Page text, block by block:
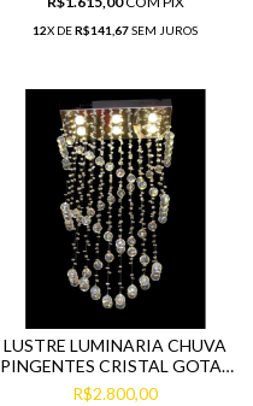
12X DER$141,67SEM JUROS
LUSTRE LUMINARIA CHUVA
PINGENTES CRISTAL GOTAS
TRANSVERSAL
R$2.800,00